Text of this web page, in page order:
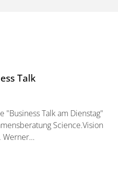
Talk
Talk am Dienstag"
Science.Vision
Werner…